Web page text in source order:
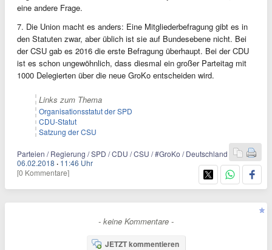
eine andere Frage.
7. Die Union macht es anders: Eine Mitgliederbefragung gibt es in
den Statuten zwar, aber üblich ist sie auf Bundesebene nicht. Bei
der CSU gab es 2016 die erste Befragung überhaupt. Bei der CDU
ist es schon ungewöhnlich, dass diesmal ein großer Parteitag mit
1000 Delegierten über die neue GroKo entscheiden wird.
Links zum Thema
Organisationsstatut der SPD
CDU-Statut
Satzung der CSU
Parteien / Regierung / SPD / CDU / CSU / #GroKo / Deutschland
06.02.2018 · 11:46 Uhr
[0 Kommentare]
- keine Kommentare -
JETZT kommentieren